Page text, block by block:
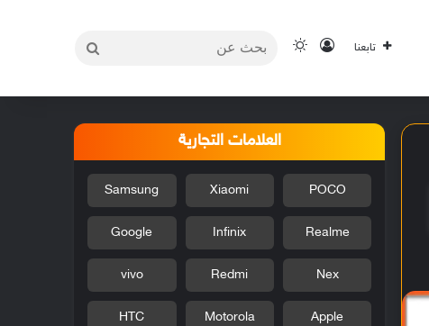
تابعنا تسجيل الدخول
الوضع المظلم
العلامات التجارية
POCO
Xiaomi
Samsung
Realme
Infinix
Google
Nex
Redmi
vivo
Apple
Motorola
HTC